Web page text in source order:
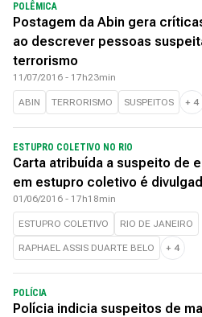
POLÊMICA
Postagem da Abin gera
ao descrever pessoas
terrorismo
11/07/2016 - 17h23min
ABIN TERRORISMO SUSPEITOS + 4
ESTUPRO COLETIVO NO RIO
Carta atribuída a suspeito de
em estupro coletivo é
01/06/2016 - 17h18min
ESTUPRO COLETIVO RIO DE JANEIRO
RAPHAEL ASSIS DUARTE BELO + 4
POLÍCIA
Polícia indicia suspeitos de